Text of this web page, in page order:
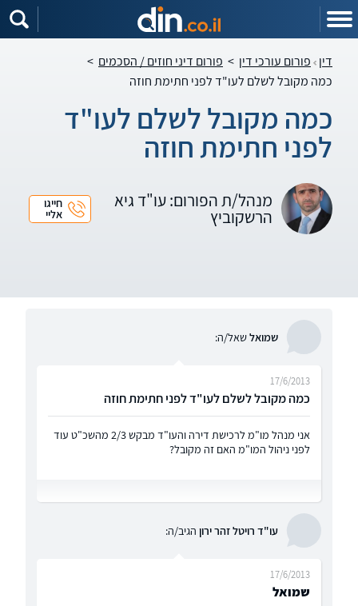
דין פורום עורכי דין > פורום דיני חוזים / הסכמים >
כמה מקובל לשלם לעו"ד לפני חתימת חוזה
כמה מקובל לשלם לעו"ד
לפני חתימת חוזה
מנהל/ת הפורום: עו"ד גיא
הרשקוביץ
חייגו
אליי
שמואלשאל/ה:
כמה מקובל לשלם לעו"ד לפני חתימת חוזה
17/6/2013
אני מנהל מו"מ לרכישת דירה והעו"ד מבקש 2/3 מהשכ"ט עוד
לפני ניהול המו"מ האם זה מקובל?
עו"ד רויטל זהר ירון הגיב/ה:
שמואל
17/6/2013